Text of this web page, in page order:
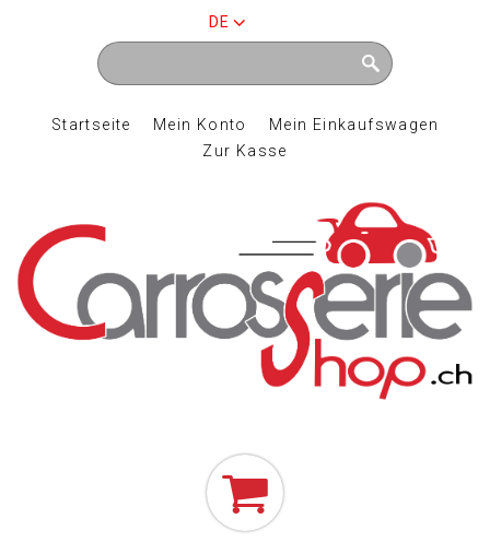
DE
Startseite Mein Konto
Mein Einkaufswagen
Zur Kasse